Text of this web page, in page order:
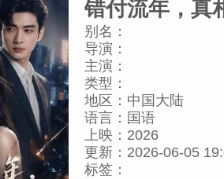
错付流年，真
别名：
导演：
主演：
类型：
地区： 中国大陆
语言： 国语
上映： 2026
更新： 2026-06-05
标签：